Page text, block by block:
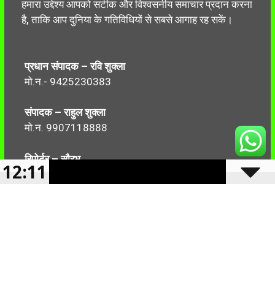
हमारा उद्देश्य आपको सटीक और विश्वसनीय समाचार प्रदान करना
है, ताकि आप दुनिया के गतिविधियों से सबसे आगाह रह सकें।
प्रधान संपादक – रवि शुक्ला
मो.न.- 9425230383
संपादक – राहुल शुक्ला
मो.न. 9907118888
रिपोर्टर – सौरभ
मो.न.-7499999906
12:11